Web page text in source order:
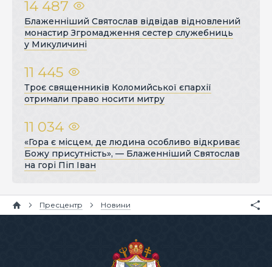
14 487
Блаженніший Святослав відвідав відновлений
монастир Згромадження сестер служебниць
у Микуличині
11 445
Троє священників Коломийської єпархії
отримали право носити митру
11 034
«Гора є місцем, де людина особливо відкриває
Божу присутність», — Блаженніший Святослав
на горі Піп Іван
Пресцентр Новини